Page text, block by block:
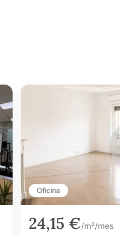
Oficina
24,15 €/m²/mes